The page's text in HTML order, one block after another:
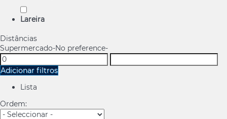
Lareira
Distâncias
Supermercado-No preference-
Adicionar filtros
Lista
Ordem: